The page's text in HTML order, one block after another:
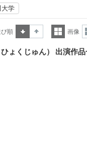
学
び順
表示
画像
ょくじゅん） 出演作